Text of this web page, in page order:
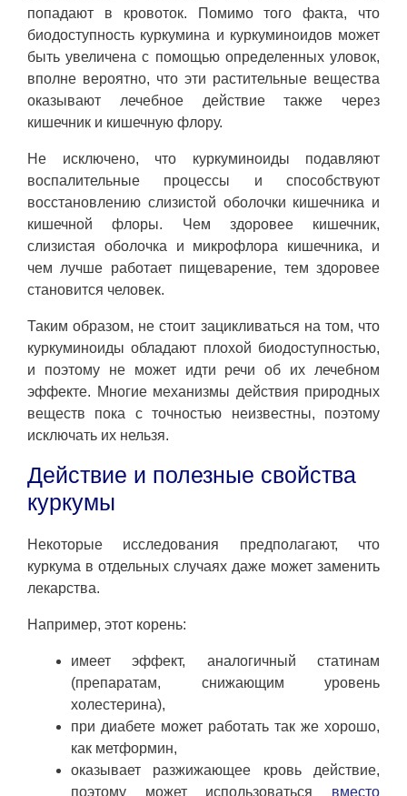
попадают в кровоток. Помимо того факта, что
биодоступность куркумина и куркуминоидов может
быть увеличена с помощью определенных уловок,
вполне вероятно, что эти растительные вещества
оказывают лечебное действие также через
кишечник и кишечную флору.
Не исключено, что куркуминоиды подавляют
воспалительные процессы и способствуют
восстановлению слизистой оболочки кишечника и
кишечной флоры. Чем здоровее кишечник,
слизистая оболочка и микрофлора кишечника, и
чем лучше работает пищеварение, тем здоровее
становится человек.
Таким образом, не стоит зацикливаться на том, что
куркуминоиды обладают плохой биодоступностью,
и поэтому не может идти речи об их лечебном
эффекте. Многие механизмы действия природных
веществ пока с точностью неизвестны, поэтому
исключать их нельзя.
Действие и полезные свойства
куркумы
Некоторые исследования предполагают, что
куркума в отдельных случаях даже может заменить
лекарства.
Например, этот корень:
имеет эффект, аналогичный статинам
(препаратам, снижающим уровень
холестерина),
при диабете может работать так же хорошо,
как метформин,
оказывает разжижающее кровь действие,
поэтому может использоваться вместо